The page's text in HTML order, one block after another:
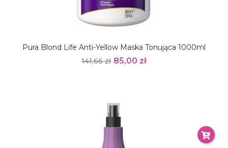
Pura Blond Life Anti-Yellow Maska Tonująca 1000ml
141,66 zł 85,00 zł